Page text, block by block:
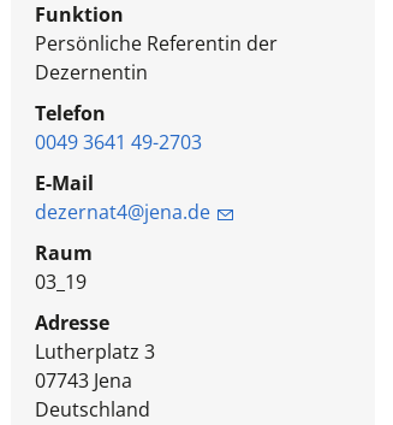
Funktion
Persönliche Referentin der
Dezernentin
Telefon
0049 3641 49-2703
E-Mail
dezernat4@jena.de
Raum
03_19
Adresse
Lutherplatz 3
07743 Jena
Deutschland